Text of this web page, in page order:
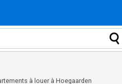
à louer à Hoegaarden